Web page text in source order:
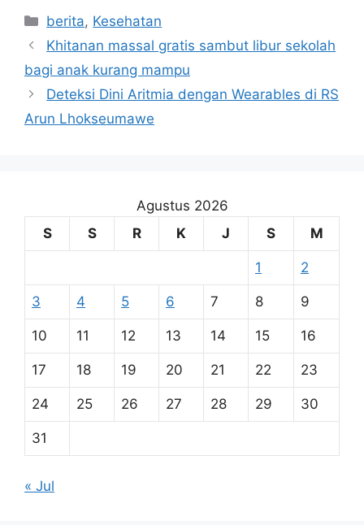
Kategori
berita, Kesehatan
Khitanan massal gratis sambut libur sekolah
bagi anak kurang mampu
Deteksi Dini Aritmia dengan Wearables di RS
Arun Lhokseumawe
Agustus 2026
S
S R K J S M
1 2
3 4 5 6 7 8 9
10 11 12 13 14 15 16
17 18 19 20 21 22 23
24 25 26 27 28 29 30
31
« Jul